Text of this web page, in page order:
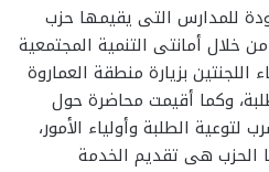
للمدارس التى يقيمها حزب
من خلال أمانتى التنمية المجتمعية
بزيارة منطقة العماروة
وكما أقيمت محاضرة حول
لتوعية الطلبة وأولياء الأمور،
الحزب هى تقديم الخدمة